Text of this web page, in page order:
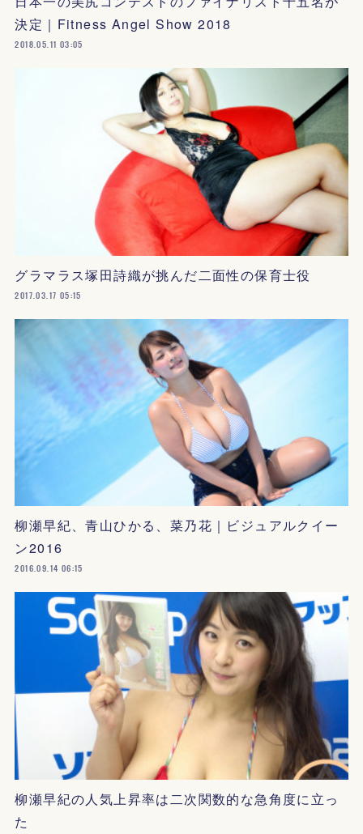
決定｜Fitness Angel Show 2018
2018.05.11 03:05
グラマラス塚田詩織が挑んだ二面性の保育士役
2017.03.17 05:15
柳瀬早紀、青山ひかる、菜乃花｜ビジュアルクイー
ン2016
2016.09.14 06:15
柳瀬早紀の人気上昇率は二次関数的な急角度に立っ
た